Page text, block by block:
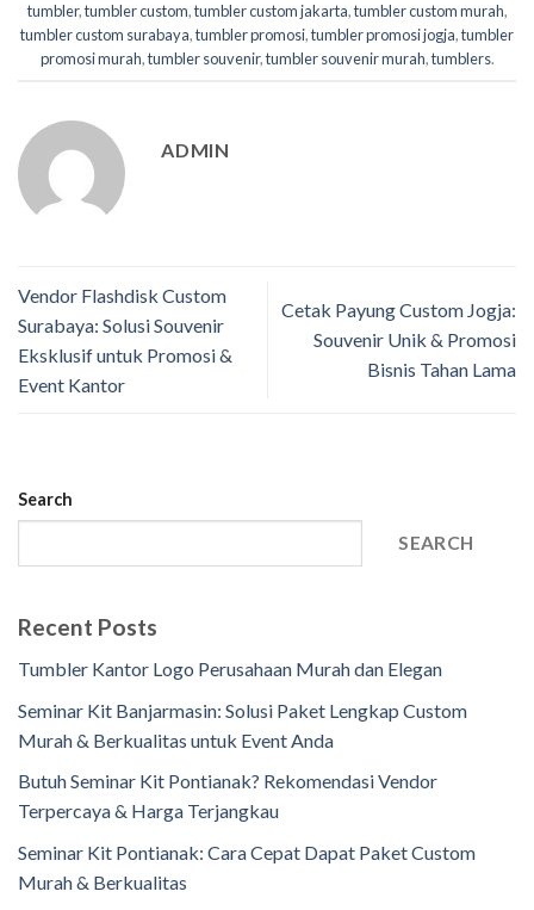
tumbler,tumbler custom,tumbler custom jakarta,tumbler custom murah,
tumbler custom surabaya,tumbler promosi,tumbler promosi jogja,tumbler
promosi murah,tumbler souvenir,tumbler souvenir murah,tumblers.
ADMIN
Vendor Flashdisk Custom
Surabaya: Solusi Souvenir
Eksklusif untuk Promosi &
Event Kantor
Cetak Payung Custom Jogja:
Souvenir Unik & Promosi
Bisnis Tahan Lama
Search
SEARCH
Recent Posts
Tumbler Kantor Logo Perusahaan Murah dan Elegan
Seminar Kit Banjarmasin: Solusi Paket Lengkap Custom
Murah & Berkualitas untuk Event Anda
Butuh Seminar Kit Pontianak? Rekomendasi Vendor
Terpercaya & Harga Terjangkau
Seminar Kit Pontianak: Cara Cepat Dapat Paket Custom
Murah & Berkualitas